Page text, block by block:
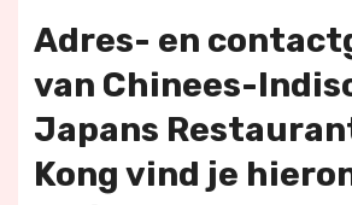
Adres- en
van Chinees-
Japans
Kong vind je